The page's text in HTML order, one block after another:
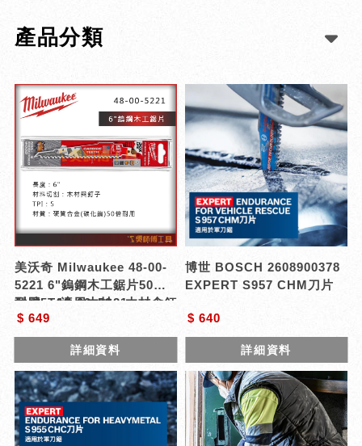
產品分類
美沃奇 Milwaukee 48-00-
5221 6"鎢鋼木工鋸片50倍
耐用5T(適用木材、木材含釘
子)
型號 : 48-00-5221
$ 649
詳細資料
博世 BOSCH 2608900378
EXPERT S957 CHM刀片
$ 640
詳細資料